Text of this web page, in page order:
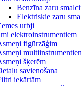
Benzīna zaru
Elektriskie zaru
urbji
elektroinstrumentiem
figūrzāģim
šķerēm
savienošana
iekārtām